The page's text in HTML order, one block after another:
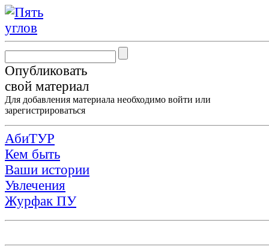
Опубликовать
свой материал
Для добавления материала необходимо войти или
зарегистрироваться
АбиТУР
Кем быть
Ваши истории
Увлечения
Журфак ПУ